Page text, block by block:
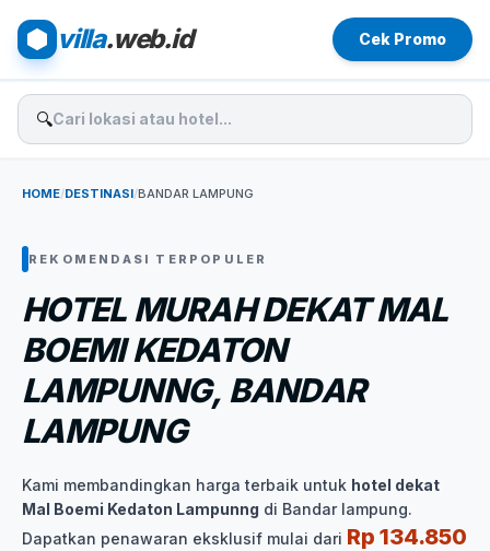
villa.web.id Cek Promo
🔍
HOME/DESTINASI/BANDAR LAMPUNG
REKOMENDASI TERPOPULER
HOTEL MURAH DEKAT MAL
BOEMI KEDATON
LAMPUNNG, BANDAR
LAMPUNG
Kami membandingkan harga terbaik untuk hotel dekat
Mal Boemi Kedaton Lampunng di Bandar lampung.
Dapatkan penawaran eksklusif mulai dari Rp 134.850